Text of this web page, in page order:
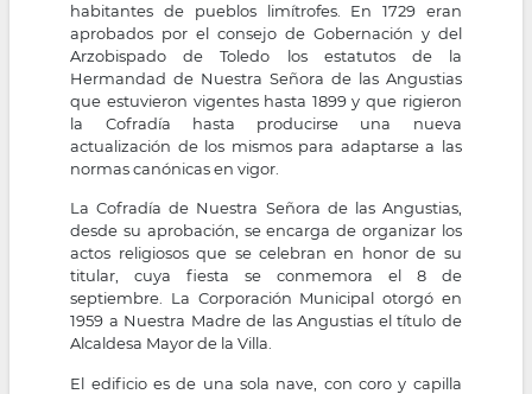
habitantes de pueblos limítrofes. En 1729 eran
aprobados por el consejo de Gobernación y del
Arzobispado de Toledo los estatutos de la
Hermandad de Nuestra Señora de las Angustias
que estuvieron vigentes hasta 1899 y que rigieron
la Cofradía hasta producirse una nueva
actualización de los mismos para adaptarse a las
normas canónicas en vigor.
La Cofradía de Nuestra Señora de las Angustias,
desde su aprobación, se encarga de organizar los
actos religiosos que se celebran en honor de su
titular, cuya fiesta se conmemora el 8 de
septiembre. La Corporación Municipal otorgó en
1959 a Nuestra Madre de las Angustias el título de
Alcaldesa Mayor de la Villa.
El edificio es de una sola nave, con coro y capilla